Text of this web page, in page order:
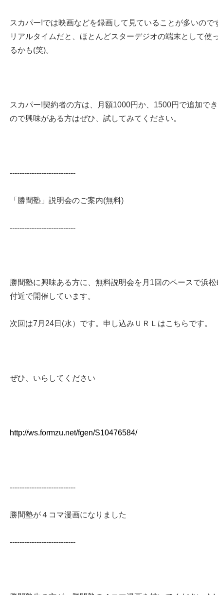
スカパー!では映画などを録画して見ていることが多いので
リアルタイムだと、ほとんどスターデジオの端末として使
るかも(笑)。
スカパー!契約者の方は、月額1000円か、1500円で追加で
ので興味がある方はぜひ、試してみてください。
---------------------------
「勝間塾」説明会のご案内(無料)
---------------------------
勝間塾に興味ある方に、無料説明会を月1回のペースで浜
付近で開催しています。
次回は7月24日(水）です。申し込みＵＲＬはこちらです。
ぜひ、いらしてください
http://ws.formzu.net/fgen/S10476584/
---------------------------
勝間塾が４コマ漫画になりました
---------------------------